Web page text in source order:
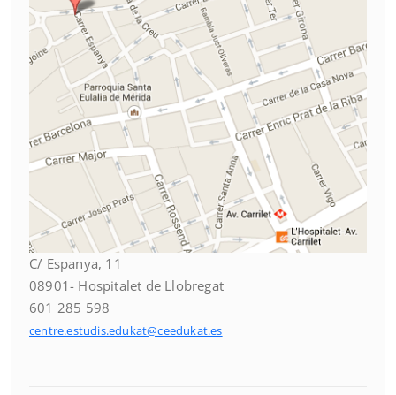
C/ Espanya, 11
08901- Hospitalet de Llobregat
601 285 598
centre.estudis.edukat@ceedukat.es